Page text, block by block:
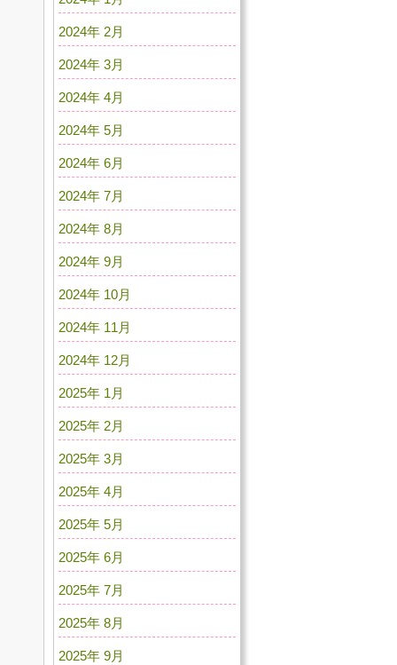
2024年 2月
2024年 3月
2024年 4月
2024年 5月
2024年 6月
2024年 7月
2024年 8月
2024年 9月
2024年 10月
2024年 11月
2024年 12月
2025年 1月
2025年 2月
2025年 3月
2025年 4月
2025年 5月
2025年 6月
2025年 7月
2025年 8月
2025年 9月